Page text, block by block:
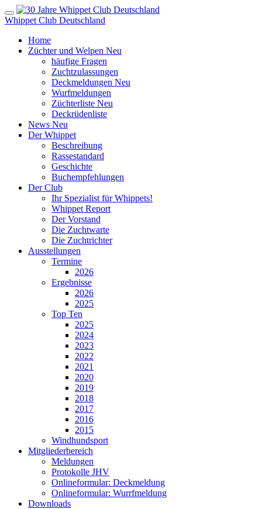
Whippet Club Deutschland
Home
Züchter und Welpen Neu
häufige Fragen
Zuchtzulassungen
Deckmeldungen Neu
Wurfmeldungen
Züchterliste Neu
Deckrüdenliste
News Neu
Der Whippet
Beschreibung
Rassestandard
Geschichte
Buchempfehlungen
Der Club
Ihr Spezialist für Whippets!
Whippet Report
Der Vorstand
Die Zuchtwarte
Die Zuchtrichter
Ausstellungen
Termine
2026
Ergebnisse
2026
2025
Top Ten
2025
2024
2023
2022
2021
2020
2019
2018
2017
2016
2015
Windhundsport
Mitgliederbereich
Meldungen
Protokolle JHV
Onlineformular: Deckmeldung
Onlineformular: Wurrfmeldung
Downloads